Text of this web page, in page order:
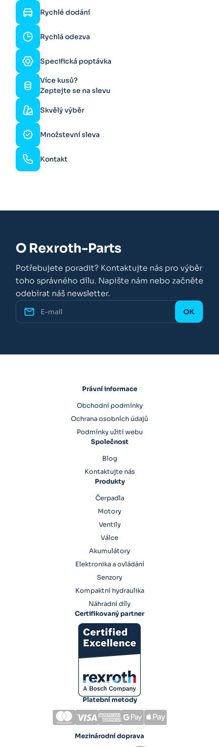
Rychlé dodání
Rychlá odezva
Specifická poptávka
Více kusů?
Zeptejte se na slevu
Skvělý výběr
Množstevní sleva
Kontakt
O Rexroth-Parts
Potřebujete poradit? Kontaktujte nás pro výběr
toho správného dílu. Napište nám nebo začněte
odebírat náš newsletter.
Právní informace
Obchodní podmínky
Ochrana osobních údajů
Podmínky užití webu
Společnost
Blog
Kontaktujte nás
Produkty
Čerpadla
Motory
Ventily
Válce
Akumulátory
Elektronika a ovládání
Senzory
Kompaktní hydraulika
Náhradní díly
Certifikovaný partner
Platební metody
Mezinárodní doprava